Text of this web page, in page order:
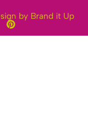
by Brand it Up